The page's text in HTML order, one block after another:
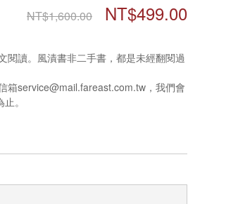
NT$1,600.00 NT$499.00
閱讀。風漬書非二手書，都是未經翻閱過
箱service@mail.fareast.com.tw，我們會
。